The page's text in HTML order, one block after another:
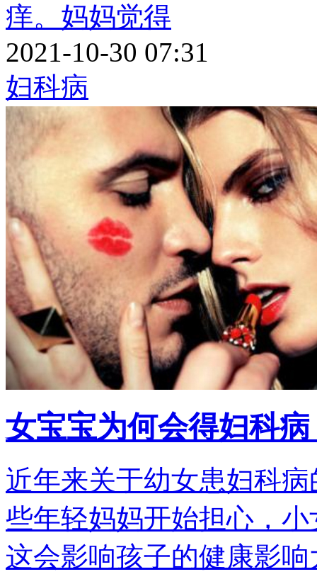
痒。妈妈觉得
2021-10-30 07:31
妇科病
女宝宝为何会得妇科
近年来关于幼女患妇科
些年轻妈妈开始担心，
这会影响孩子的健康影